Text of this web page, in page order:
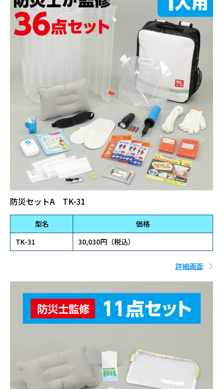
防災セットA TK-31
型名
価格
TK-31
30,030円（税込）
詳細画面